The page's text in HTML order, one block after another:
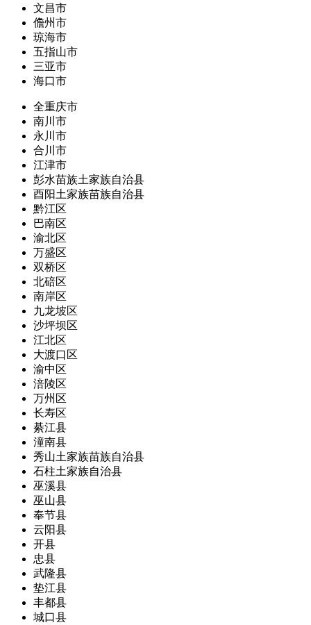
文昌市
儋州市
琼海市
五指山市
三亚市
海口市
全重庆市
南川市
永川市
合川市
江津市
彭水苗族土家族自治县
酉阳土家族苗族自治县
黔江区
巴南区
渝北区
万盛区
双桥区
北碚区
南岸区
九龙坡区
沙坪坝区
江北区
大渡口区
渝中区
涪陵区
万州区
长寿区
綦江县
潼南县
秀山土家族苗族自治县
石柱土家族自治县
巫溪县
巫山县
奉节县
云阳县
开县
忠县
武隆县
垫江县
丰都县
城口县